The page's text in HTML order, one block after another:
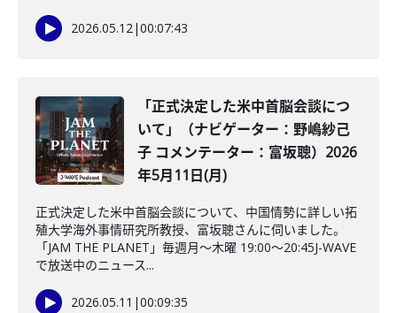
2026.05.12|00:07:43
「正式決定した米中首脳会談につ
いて」（ナビゲーター：野嶋紗己
子 コメンテーター：富坂聰）2026
年5月11日(月)
正式決定した米中首脳会談について、中国情勢に詳しい拓
殖大学海外事情研究所教授、富坂聰さんに伺いました。
「JAM THE PLANET」毎週月～木曜 19:00～20:45J-WAVE
で放送中のニュース...
2026.05.11 |00:09:35